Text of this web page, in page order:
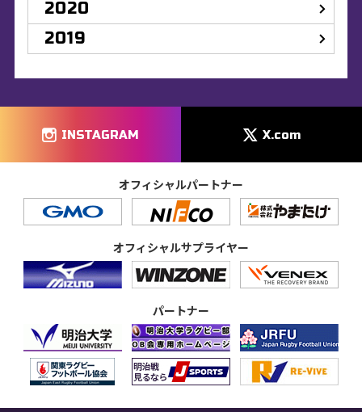
2020
2019
INSTAGRAM X.com
オフィシャルパートナー
オフィシャルサプライヤー
パートナー